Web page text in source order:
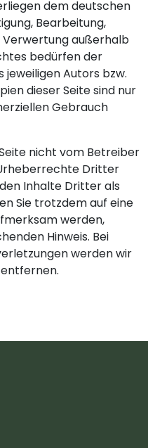
dem deutschen
Bearbeitung,
außerhalb
bedürfen der
Autors bzw.
dieser Seite sind nur
Gebrauch
nicht vom Betreiber
Dritter
Inhalte Dritter als
Sie trotzdem auf eine
werden,
Hinweis. Bei
werden wir